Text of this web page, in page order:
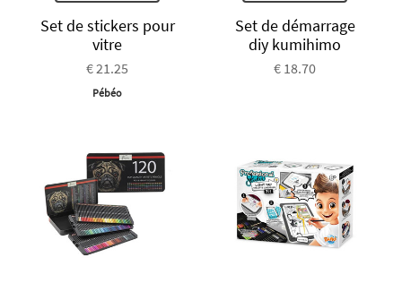
Set de stickers pour
vitre
€ 21.25
Pébéo
Set de démarrage
diy kumihimo
€ 18.70